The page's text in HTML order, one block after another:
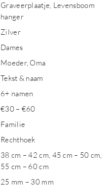
Graveerplaatje, Levensboom
hanger
Zilver
Dames
Moeder, Oma
Tekst & naam
6+ namen
€30 – €60
Familie
Rechthoek
38 cm – 42 cm, 45 cm – 50 cm,
55 cm – 60 cm
25 mm – 30 mm